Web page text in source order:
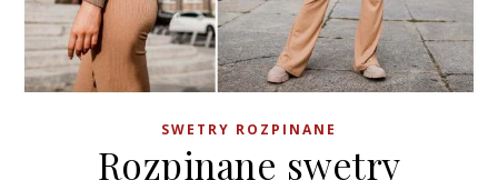
SWETRY ROZPINANE
Rozpinane swetry